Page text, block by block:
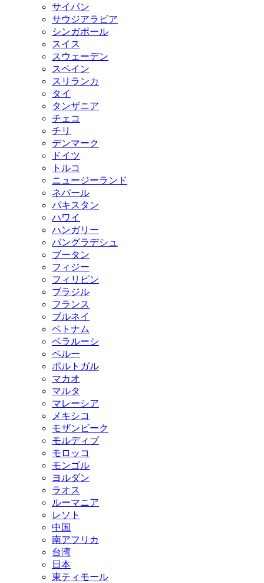
サイパン
サウジアラビア
シンガポール
スイス
スウェーデン
スペイン
スリランカ
タイ
タンザニア
チェコ
チリ
デンマーク
ドイツ
トルコ
ニュージーランド
ネパール
パキスタン
ハワイ
ハンガリー
バングラデシュ
ブータン
フィジー
フィリピン
ブラジル
フランス
ブルネイ
ベトナム
ベラルーシ
ペルー
ポルトガル
マカオ
マルタ
マレーシア
メキシコ
モザンビーク
モルディブ
モロッコ
モンゴル
ヨルダン
ラオス
ルーマニア
レソト
中国
南アフリカ
台湾
日本
東ティモール